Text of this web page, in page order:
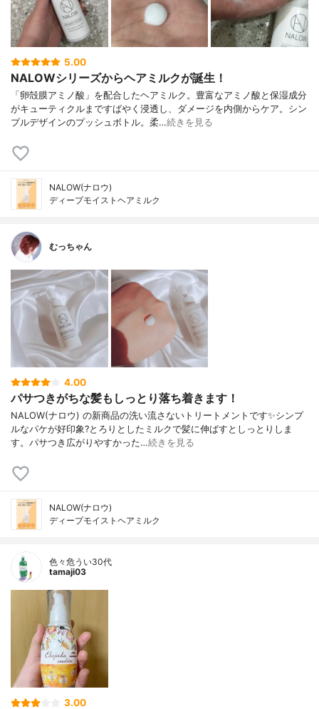
5.00
NALOWシリーズからヘアミルクが誕生！
「卵殻膜アミノ酸」を配合したヘアミルク。豊富なアミノ酸と保湿成分
がキューティクルまですばやく浸透し、ダメージを内側からケア。シン
プルデザインのプッシュボトル。柔…続きを見る
NALOW(ナロウ)
ディープモイストヘアミルク
むっちゃん
4.00
パサつきがちな髪もしっとり落ち着きます！
NALOW(ナロウ) の新商品の洗い流さないトリートメントです✨シンプ
ルなパケが好印象?とろりとしたミルクで髪に伸ばすとしっとりしま
す。パサつき広がりやすかった…続きを見る
NALOW(ナロウ)
ディープモイストヘアミルク
色々危うい30代
tamaji03
3.00